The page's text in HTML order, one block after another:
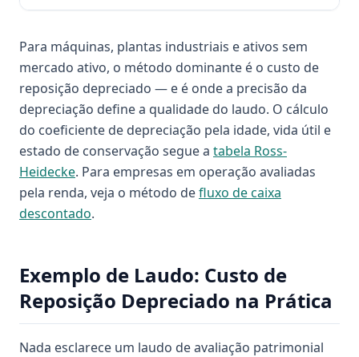
Para máquinas, plantas industriais e ativos sem
mercado ativo, o método dominante é o custo de
reposição depreciado — e é onde a precisão da
depreciação define a qualidade do laudo. O cálculo
do coeficiente de depreciação pela idade, vida útil e
estado de conservação segue a tabela Ross-
Heidecke. Para empresas em operação avaliadas
pela renda, veja o método defluxo de caixa
descontado.
Exemplo de Laudo: Custo de
Reposição Depreciado na Prática
Nada esclarece um laudo de avaliação patrimonial